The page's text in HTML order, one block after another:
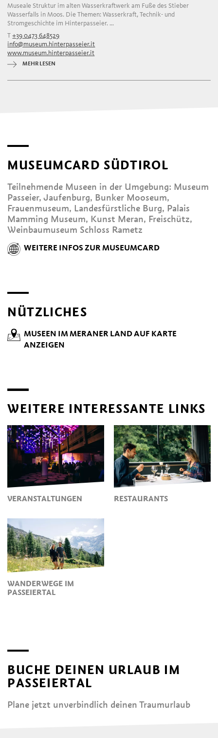
Museale Struktur im alten Wasserkraftwerk am Fuße des Stieber
Wasserfalls in Moos. Die Themen: Wasserkraft, Technik- und
Stromgeschichte im Hinterpasseier. ...
T+39 0473 648529
info@museum.hinterpasseier.it
www.museum.hinterpasseier.it
MEHR LESEN
MUSEUMCARD SÜDTIROL
Teilnehmende Museen in der Umgebung: Museum
Passeier, Jaufenburg, Bunker Mooseum,
Frauenmuseum, Landesfürstliche Burg, Palais
Mamming Museum, Kunst Meran, Freischütz,
Weinbaumuseum Schloss Rametz
WEITERE INFOS ZUR MUSEUMCARD
NÜTZLICHES
MUSEEN IM MERANER LAND AUF KARTE
ANZEIGEN
WEITERE INTERESSANTE LINKS
VERANSTALTUNGEN RESTAURANTS
WANDERWEGE IM
PASSEIERTAL
BUCHE DEINEN URLAUB IM
PASSEIERTAL
Plane jetzt unverbindlich deinen Traumurlaub